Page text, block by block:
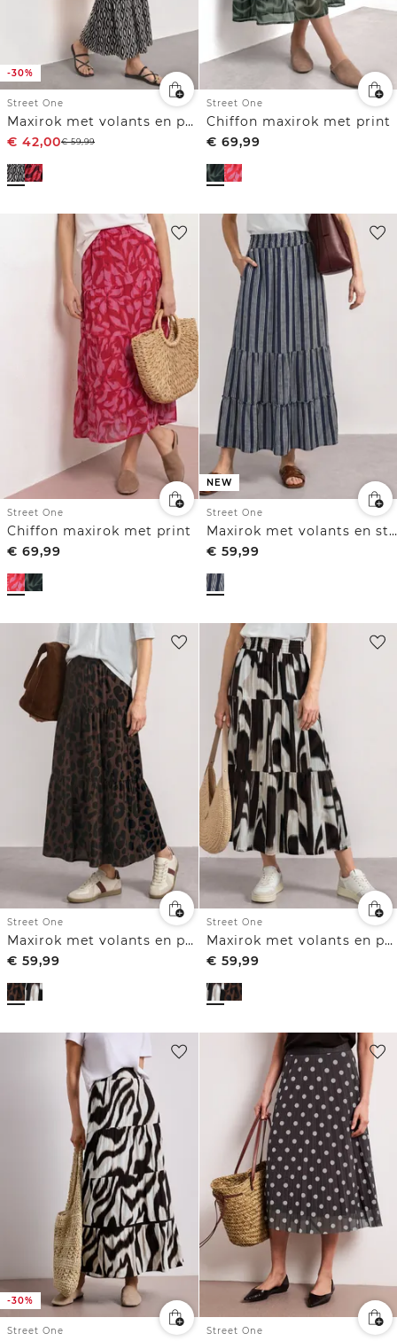
-30%
Street One
Maxirok met volants en print
€ 42,00€59,99
Street One
Chiffon maxirok met print
€ 69,99
Street One
Chiffon maxirok met print
€ 69,99
NEW
Street One
Maxirok met volants en strepen
€ 59,99
Street One
Maxirok met volants en print
€ 59,99
Street One
Maxirok met volants en print
€ 59,99
-30%
Street One Street One